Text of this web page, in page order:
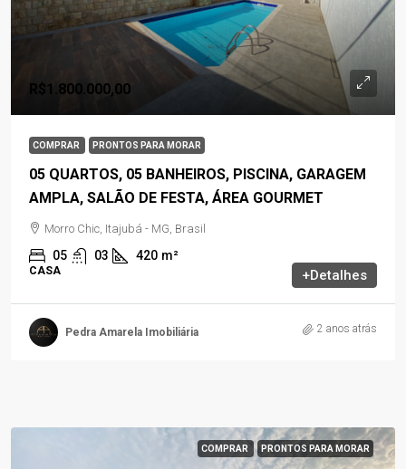
R$1.800.000,00
COMPRAR PRONTOS PARA MORAR
05 QUARTOS, 05 BANHEIROS, PISCINA, GARAGEM
AMPLA, SALÃO DE FESTA, ÁREA GOURMET
Morro Chic, Itajubá - MG, Brasil
05 03 420 m²
CASA +Detalhes
Pedra Amarela Imobiliária 2 anos atrás
COMPRAR PRONTOS PARA MORAR